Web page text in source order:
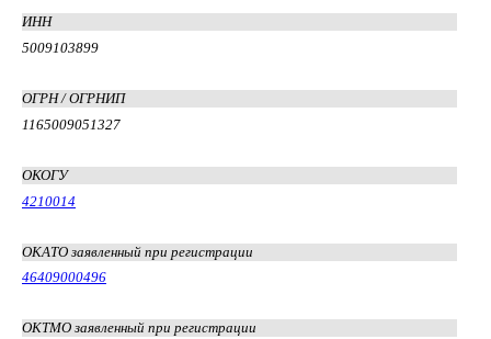
ИНН
5009103899
ОГРН / ОГРНИП
1165009051327
ОКОГУ
4210014
ОКАТО заявленный при регистрации
46409000496
ОКТМО заявленный при регистрации